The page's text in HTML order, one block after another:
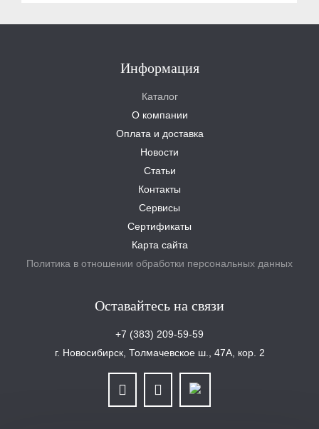
Информация
Каталог
О компании
Оплата и доставка
Новости
Статьи
Контакты
Сервисы
Сертификаты
Карта сайта
Политика в отношении обработки персональных данных
Оставайтесь на связи
+7 (383) 209-59-59
г. Новосибирск, Толмачевское ш., 47А, кор. 2